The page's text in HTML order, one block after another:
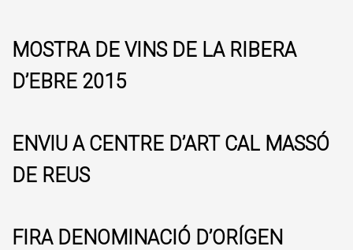
MOSTRA DE VINS DE LA RIBERA
D’EBRE 2015
ENVIU A CENTRE D’ART CAL MASSÓ
DE REUS
FIRA DENOMINACIÓ D’ORÍGEN